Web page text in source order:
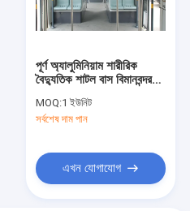
পূর্ণ অ্যালুমিনিয়াম শারীরিক
বৈদ্যুতিক শাটল বাস বিমানবন্দর
MOQ:1 ইউনিট
সর্বশেষ দাম পান
এখন যোগাযোগ